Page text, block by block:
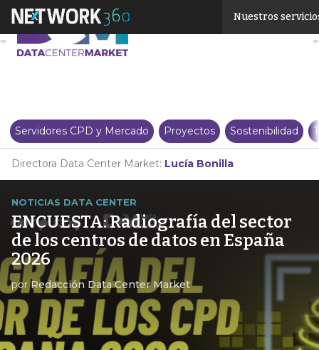
Nuestros
Servidores CPD y Mercado Proyectos Sostenibilidad
Directora Data Center Market: Lucía Bonilla
NOTICIAS DATA CENTER
ENCUESTA: Radiografía del sector
de los centros de datos en España
2026
porRedacción Data Center Market